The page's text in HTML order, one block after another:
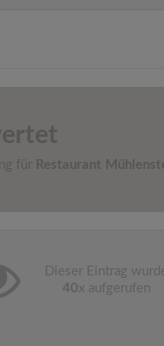
für Restaurant
Dieser Eintrag
40x aufgerufen